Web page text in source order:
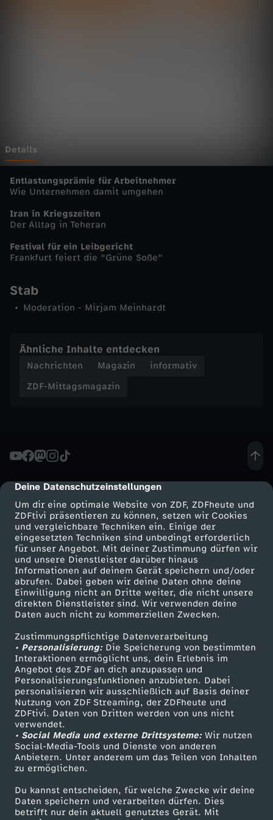
cmp-dialog-description
Deine Datenschutzeinstellungen
Um dir eine optimale Website von ZDF, ZDFheute und
ZDFtivi präsentieren zu können, setzen wir Cookies
und vergleichbare Techniken ein. Einige der
eingesetzten Techniken sind unbedingt erforderlich
für unser Angebot. Mit deiner Zustimmung dürfen wir
und unsere Dienstleister darüber hinaus
Informationen auf deinem Gerät speichern und/oder
abrufen. Dabei geben wir deine Daten ohne deine
Einwilligung nicht an Dritte weiter, die nicht unsere
direkten Dienstleister sind. Wir verwenden deine
Daten auch nicht zu kommerziellen Zwecken.
Zustimmungspflichtige Datenverarbeitung
• Personalisierung:Die Speicherung von bestimmten
Interaktionen ermöglicht uns, dein Erlebnis im
Angebot des ZDF an dich anzupassen und
Personalisierungsfunktionen anzubieten. Dabei
personalisieren wir ausschließlich auf Basis deiner
Nutzung von ZDF Streaming, der ZDFheute und
ZDFtivi. Daten von Dritten werden von uns nicht
verwendet.
• Social Media und externe Drittsysteme:Wir nutzen
Social-Media-Tools und Dienste von anderen
Anbietern. Unter anderem um das Teilen von Inhalten
zu ermöglichen.
Du kannst entscheiden, für welche Zwecke wir deine
Daten speichern und verarbeiten dürfen. Dies
betrifft nur dein aktuell genutztes Gerät. Mit
a
g
a
z
n
Z
D
-
M
i
t
t
a
g
s
m
a
g
a
z
Details
Entlastungsprämie für Arbeitnehmer
Wie Unternehmen damit umgehen
Iran in Kriegszeiten
Der Alltag in Teheran
Festival für ein Leibgericht
Frankfurt feiert die "Grüne Soße"
Stab
Moderation - Mirjam Meinhardt
Ähnliche Inhalte entdecken
Nachrichten Magazin
informativ
ZDF-Mittagsmagazin
Mehr ZDF
ZDF-Apps
Smart TV
ZDFtext
Livestreams
Sendungen A-Z
TV-Programm
Service
ZDFmitreden
Kontakt zum ZDF
Tickets
Zuschauerservice
Hilfe
ZDF Unternehmen
Karriere
ZDF goes Schule
Werbefernsehen